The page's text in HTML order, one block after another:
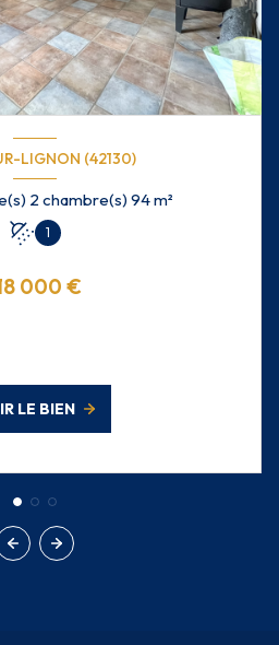
LIGNON (42130)
Maison 5 pièce(s) 2 chambre(s) 94 m²
1
000 €
LE BIEN